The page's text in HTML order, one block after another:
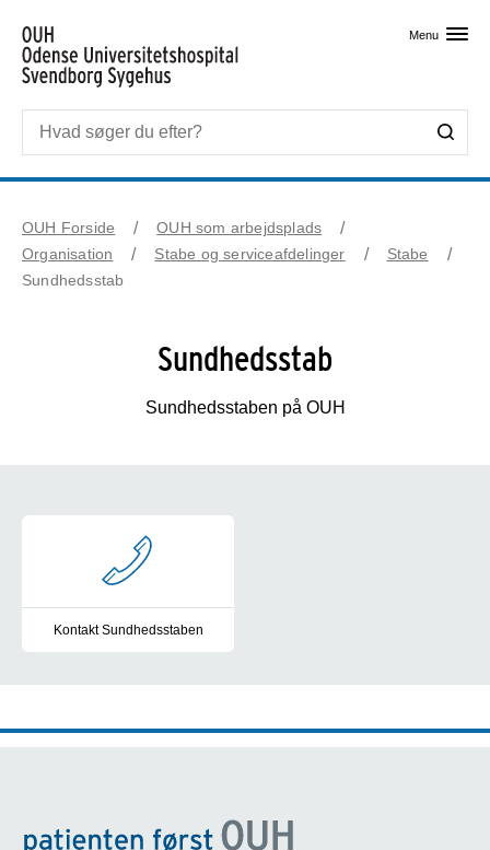
Menu
OUH Forside
OUH som arbejdsplads
Organisation
Stabe og serviceafdelinger
Stabe
Sundhedsstab
Sundhedsstab
Sundhedsstaben på OUH
Kontakt Sundhedsstaben